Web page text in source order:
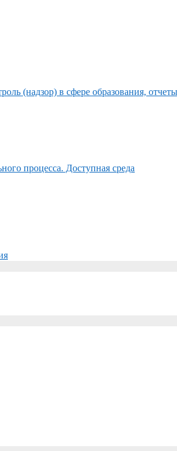
(надзор) в сфере образования,
процесса. Доступная среда